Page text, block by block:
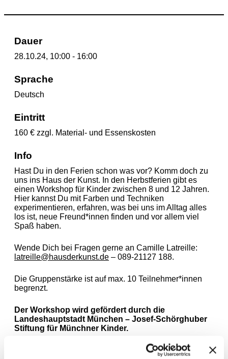
Dauer
28.10.24, 10:00 - 16:00
Sprache
Deutsch
Eintritt
160 € zzgl. Material- und Essenskosten
Info
Hast Du in den Ferien schon was vor? Komm doch zu
uns ins Haus der Kunst. In den Herbstferien gibt es
einen Workshop für Kinder zwischen 8 und 12 Jahren.
Hier kannst Du mit Farben und Techniken
experimentieren, erfahren, was bei uns im Alltag alles
los ist, neue Freund*innen finden und vor allem viel
Spaß haben.
Wende Dich bei Fragen gerne an Camille Latreille:
latreille@hausderkunst.de – 089-21127 188.
Die Gruppenstärke ist auf max. 10 Teilnehmer*innen
begrenzt.
Der Workshop wird gefördert durch die
Landeshauptstadt München – Josef-Schörghuber
Stiftung für Münchner Kinder.